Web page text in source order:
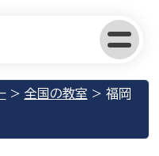
> 全国の教室 > 福岡